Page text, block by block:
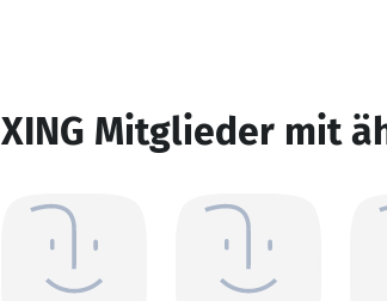
XING Mitglieder mit